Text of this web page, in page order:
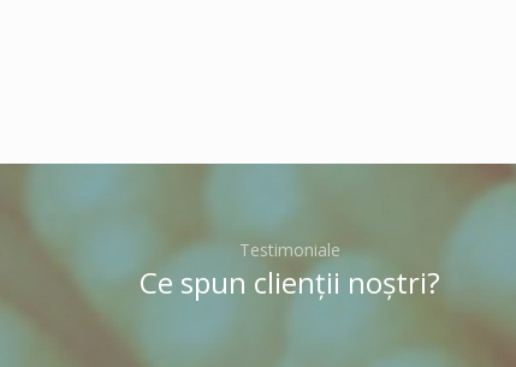
Testimoniale
Ce spun clienții noștri?